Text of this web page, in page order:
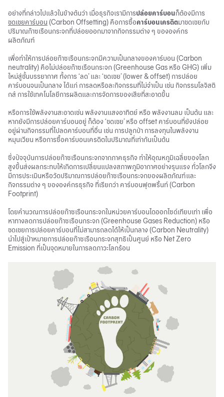
อย่างที่กล่าวไปแล้วในข้างต้นว่า เมื่อธุรกิจเรามีการปล่อยคาร์บอนก็ต้องมีการ
ชดเชยคาร์บอน (Carbon Offsetting) คือการซื้อคาร์บอนเครดิตมาชดเชยกับ
ปริมาณก๊าซเรือนกระจกที่ปล่อยออกมาจากกิจกรรมต่าง ๆ ขององค์กร
ผลิตภัณฑ์
เพื่อทำให้การปล่อยก๊าซเรือนกระจกมีความเป็นกลางของคาร์บอน (Carbon
neutrality) คือไม่ปล่อยก๊าซเรือนกระจก (Greenhouse Gas หรือ GHG) เพิ่ม
ใหม่สู่ชั้นบรรยากาศ ทั้งการ ‘ลด’ และ ‘ชดเชย’ (lower & offset) การปล่อย
คาร์บอนจนเป็นกลาง ได้แก่ การลดหรือละกิจกรรมที่ไม่จำเป็น เช่น กิจกรรมโลจิสติ
กส์ การใช้เทคโนโลยีการผลิตและการจัดการของเสียที่สะอาดขึ้น
หรือการใช้พลังงานสะอาดเช่น พลังงานแสงอาทิตย์ หรือ พลังงานลม เป็นต้น และ
หากยังมีการปล่อยคาร์บอนอยู่ ก็ต้อง ‘ชดเชย’ หรือ offset คาร์บอนที่ยังปล่อย
อยู่ผ่านกิจกรรมที่ไปลดคาร์บอนที่อื่น เช่น การปลูกป่า การลงทุนในพลังงาน
หมุนเวียน หรือการซื้อคาร์บอนเครดิตในปริมาณที่เท่ากันเป็นต้น
ซึ่งปัจจุบันการปล่อยก๊าซเรือนกระจกจากภาคธุรกิจ ทำให้อุณหภูมิเฉลี่ยของโลก
สูงขึ้นส่งผลกระทบให้เกิดการเปลี่ยนแปลงสภาพภูมิอากาศอย่างรุนแรง ทั่วโลกจึง
มีการประเมินหรือวัดปริมาณการปล่อยก๊าซเรือนกระจกของผลิตภัณฑ์และ
กิจกรรมต่าง ๆ ขององค์กรธุรกิจ ที่เรียกว่า คาร์บอนฟุตพริ้นท์ (Carbon
Footprint)
โดยคำนวณการปล่อยก๊าซเรือนกระจกในหน่วยคาร์บอนไดออกไซด์เทียบเท่า เพื่อ
หาทางลดการปล่อยก๊าซเรือนกระจก (Greenhouse Gases Reduction) หรือ
ชดเชยการปล่อยคาร์บอนที่ไม่สามารถลดได้ให้เป็นกลาง (Carbon Neutrality)
นำไปสู่เป้าหมายการปล่อยก๊าซเรือนกระจกสุทธิเป็นศูนย์ หรือ Net Zero
Emission ที่เป็นจุดหมายในการลดภาวะโลกร้อน